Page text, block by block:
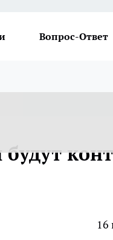
Вопрос-Ответ
16